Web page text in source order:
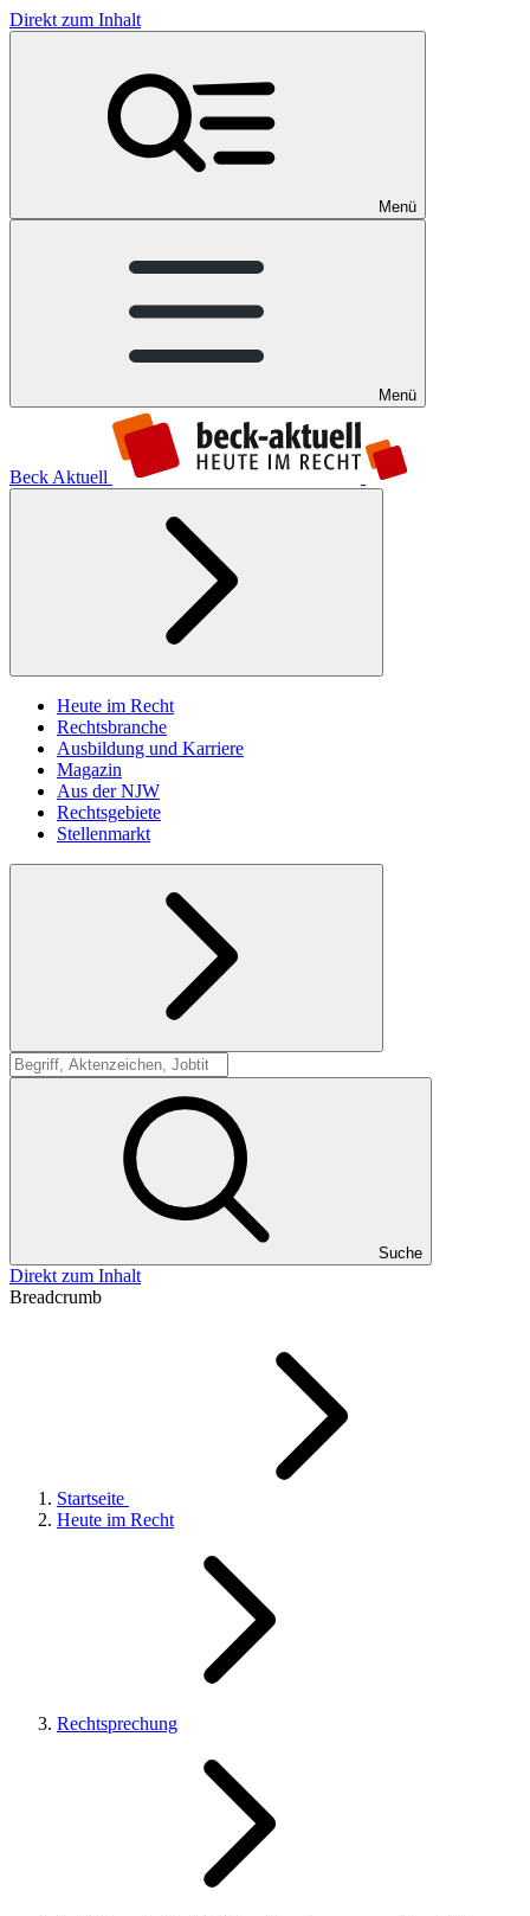
Direkt zum Inhalt
Menü
Menü
Beck Aktuell
Heute im Recht
Rechtsbranche
Ausbildung und Karriere
Magazin
Aus der NJW
Rechtsgebiete
Stellenmarkt
Suche
Suche
Direkt zum Inhalt
Breadcrumb
Startseite
Heute im Recht
Rechtsprechung